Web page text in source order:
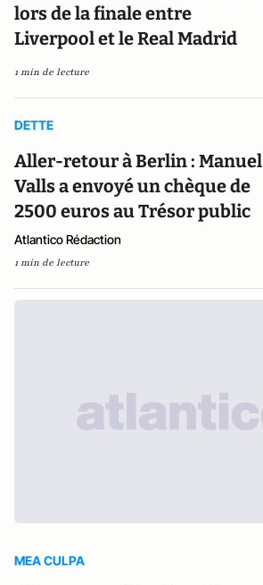
lors de la finale entre
Liverpool et le Real Madrid
1 min de lecture
DETTE
Aller-retour à Berlin : Manuel
Valls a envoyé un chèque de
2500 euros au Trésor public
Atlantico Rédaction
1 min de lecture
MEA CULPA